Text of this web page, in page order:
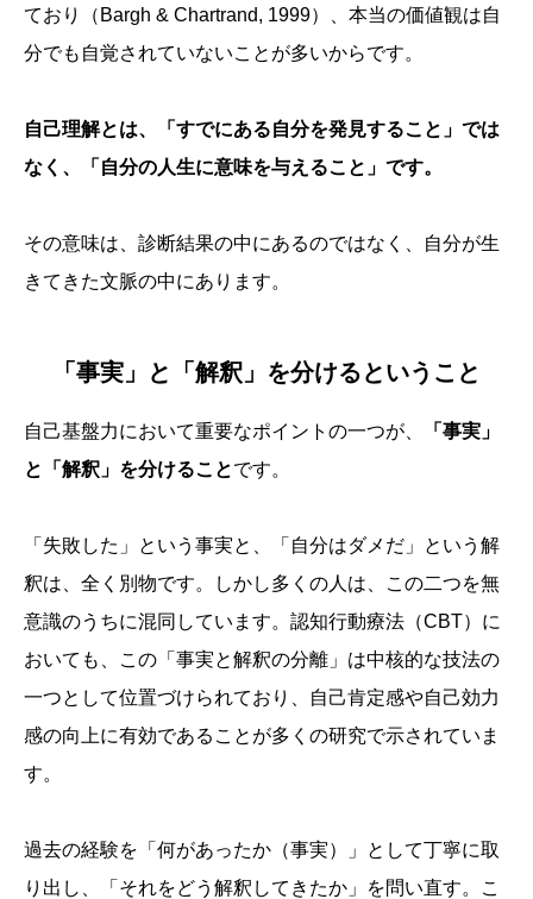
ており（Bargh & Chartrand, 1999）、本当の価値観は自
分でも自覚されていないことが多いからです。
自己理解とは、「すでにある自分を発見すること」では
なく、「自分の人生に意味を与えること」です。
その意味は、診断結果の中にあるのではなく、自分が生
きてきた文脈の中にあります。
「事実」と「解釈」を分けるということ
自己基盤力において重要なポイントの一つが、
「事実」
と「解釈」を分けることです。
「失敗した」という事実と、「自分はダメだ」という解
釈は、全く別物です。しかし多くの人は、この二つを無
意識のうちに混同しています。認知行動療法（CBT）に
おいても、この「事実と解釈の分離」は中核的な技法の
一つとして位置づけられており、自己肯定感や自己効力
感の向上に有効であることが多くの研究で示されていま
す。
過去の経験を「何があったか（事実）」として丁寧に取
り出し、「それをどう解釈してきたか」を問い直す。こ